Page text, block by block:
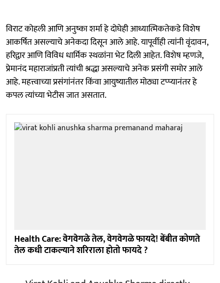
विराट कोहली आणि अनुष्का शर्मा हे दोघेही आध्यात्मिकतेकडे विशेष
आकर्षित असल्याचे अनेकदा दिसून आले आहे. यापूर्वीही त्यांनी वृंदावन,
हरिद्वार आणि विविध धार्मिक स्थळांना भेट दिली आहेत. विशेष म्हणजे,
प्रेमानंद महाराजांप्रती त्यांची श्रद्धा असल्याचे अनेक प्रसंगी समोर आले
आहे. महत्त्वाच्या प्रसंगांनंतर किंवा आयुष्यातील मोठ्या टप्प्यानंतर हे
कपल त्यांच्या भेटीस जात असतात.
Health Care: वेगवेगळे तेल, वेगवेगळे फायदे! बेंबीत कोणते
तेल कधी टाकल्याने शरिराला होतो फायदे ?